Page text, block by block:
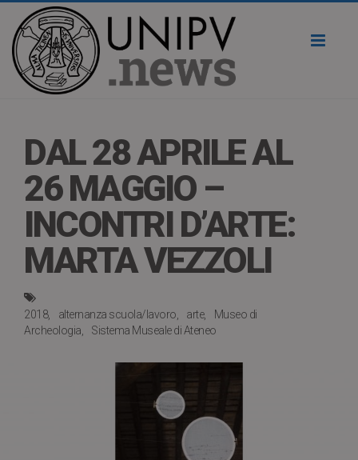
DAL 28 APRILE AL
26 MAGGIO –
INCONTRI D’ARTE:
MARTA VEZZOLI
2018 alternanza scuola/lavoro arte
Museo di
Archeologia
Sistema Museale di Ateneo